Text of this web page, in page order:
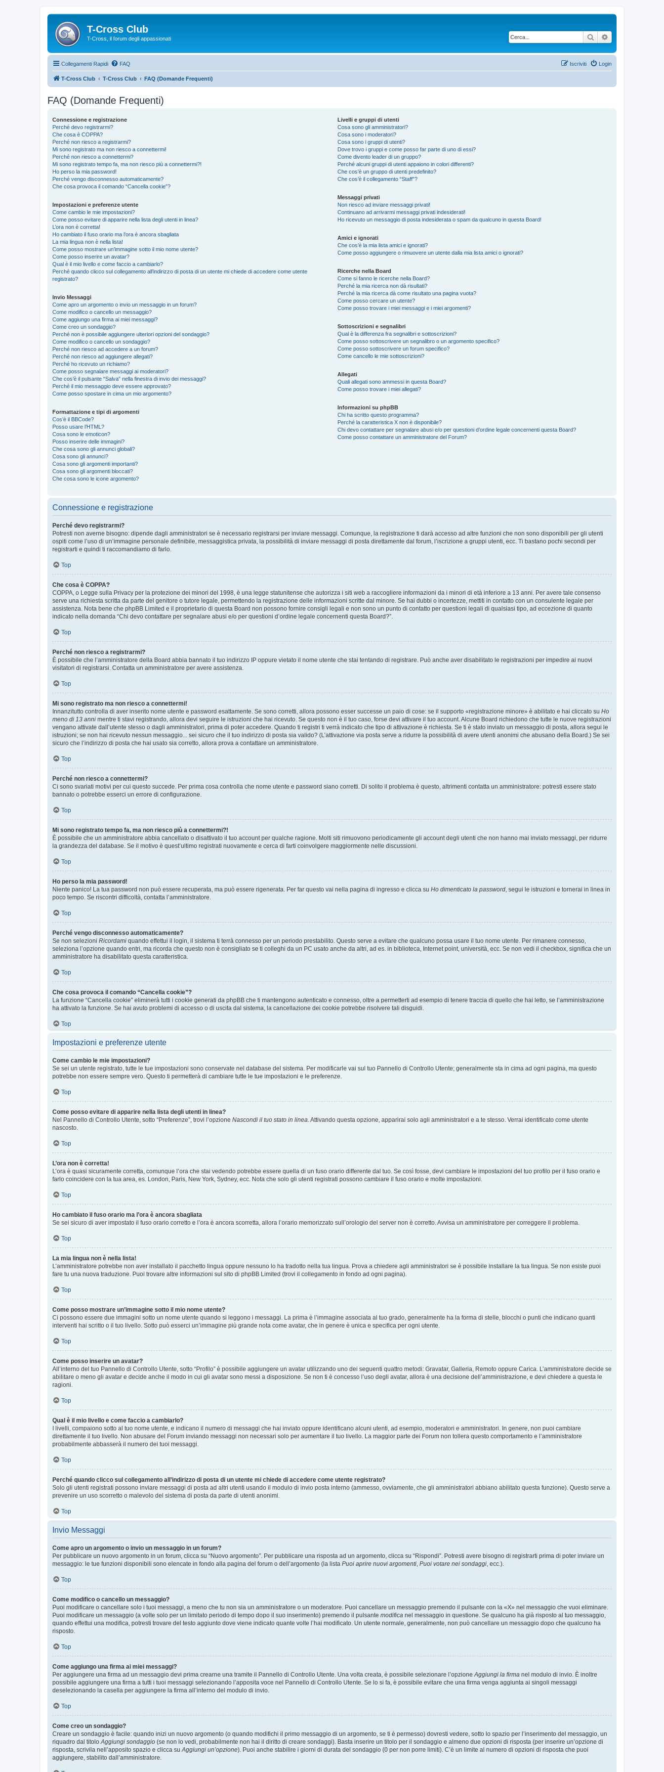
T-Cross Club
T-Cross, il forum degli appassionati Cerca
Collegamenti Rapidi FAQ Login
Iscriviti
T-Cross Club T-Cross Club FAQ (Domande Frequenti)
FAQ (Domande Frequenti)
Connessione e registrazione
Perché devo registrarmi?
Che cosa è COPPA?
Perché non riesco a registrarmi?
Mi sono registrato ma non riesco a connettermi!
Perché non riesco a connettermi?
Mi sono registrato tempo fa, ma non riesco più a connettermi?!
Ho perso la mia password!
Perché vengo disconnesso automaticamente?
Che cosa provoca il comando “Cancella cookie”?
Impostazioni e preferenze utente
Come cambio le mie impostazioni?
Come posso evitare di apparire nella lista degli utenti in linea?
L’ora non è corretta!
Ho cambiato il fuso orario ma l’ora è ancora sbagliata
La mia lingua non è nella lista!
Come posso mostrare un’immagine sotto il mio nome utente?
Come posso inserire un avatar?
Qual è il mio livello e come faccio a cambiarlo?
Perché quando clicco sul collegamento all’indirizzo di posta di un utente mi chiede di accedere come utente
registrato?
Invio Messaggi
Come apro un argomento o invio un messaggio in un forum?
Come modifico o cancello un messaggio?
Come aggiungo una firma ai miei messaggi?
Come creo un sondaggio?
Perché non è possibile aggiungere ulteriori opzioni del sondaggio?
Come modifico o cancello un sondaggio?
Perché non riesco ad accedere a un forum?
Perché non riesco ad aggiungere allegati?
Perché ho ricevuto un richiamo?
Come posso segnalare messaggi ai moderatori?
Che cos’è il pulsante “Salva” nella finestra di invio dei messaggi?
Perché il mio messaggio deve essere approvato?
Come posso spostare in cima un mio argomento?
Formattazione e tipi di argomenti
Cos’è il BBCode?
Posso usare l’HTML?
Cosa sono le emoticon?
Posso inserire delle immagini?
Che cosa sono gli annunci globali?
Cosa sono gli annunci?
Cosa sono gli argomenti importanti?
Cosa sono gli argomenti bloccati?
Che cosa sono le icone argomento?
Livelli e gruppi di utenti
Cosa sono gli amministratori?
Cosa sono i moderatori?
Cosa sono i gruppi di utenti?
Dove trovo i gruppi e come posso far parte di uno di essi?
Come divento leader di un gruppo?
Perché alcuni gruppi di utenti appaiono in colori differenti?
Che cos’è un gruppo di utenti predefinito?
Che cos’è il collegamento “Staff”?
Messaggi privati
Non riesco ad inviare messaggi privati!
Continuano ad arrivarmi messaggi privati indesiderati!
Ho ricevuto un messaggio di posta indesiderata o spam da qualcuno in questa Board!
Amici e ignorati
Che cos’è la mia lista amici e ignorati?
Come posso aggiungere o rimuovere un utente dalla mia lista amici o ignorati?
Ricerche nella Board
Come si fanno le ricerche nella Board?
Perché la mia ricerca non dà risultati?
Perché la mia ricerca dà come risultato una pagina vuota?
Come posso cercare un utente?
Come posso trovare i miei messaggi e i miei argomenti?
Sottoscrizioni e segnalibri
Qual è la differenza fra segnalibri e sottoscrizioni?
Come posso sottoscrivere un segnalibro o un argomento specifico?
Come posso sottoscrivere un forum specifico?
Come cancello le mie sottoscrizioni?
Allegati
Quali allegati sono ammessi in questa Board?
Come posso trovare i miei allegati?
Informazioni su phpBB
Chi ha scritto questo programma?
Perché la caratteristica X non è disponibile?
Chi devo contattare per segnalare abusi e/o per questioni d’ordine legale concernenti questa Board?
Come posso contattare un amministratore del Forum?
Connessione e registrazione
Perché devo registrarmi?
Potresti non averne bisogno: dipende dagli amministratori se è necessario registrarsi per inviare messaggi. Comunque, la registrazione ti darà accesso ad altre funzioni che non sono disponibili per gli utenti
ospiti come l’uso di un’immagine personale definibile, messaggistica privata, la possibilità di inviare messaggi di posta direttamente dal forum, l’iscrizione a gruppi utenti, ecc. Ti bastano pochi secondi per
registrarti e quindi ti raccomandiamo di farlo.
Top
Che cosa è COPPA?
COPPA, o Legge sulla Privacy per la protezione dei minori del 1998, è una legge statunitense che autorizza i siti web a raccogliere informazioni da i minori di età inferiore a 13 anni. Per avere tale consenso
serve una richiesta scritta da parte del genitore o tutore legale, permettendo la registrazione delle informazioni scritte dal minore. Se hai dubbi o incertezze, mettiti in contatto con un consulente legale per
assistenza. Nota bene che phpBB Limited e il proprietario di questa Board non possono fornire consigli legali e non sono un punto di contatto per questioni legali di qualsiasi tipo, ad eccezione di quanto
indicato nella domanda “Chi devo contattare per segnalare abusi e/o per questioni d’ordine legale concernenti questa Board?”.
Top
Perché non riesco a registrarmi?
È possibile che l’amministratore della Board abbia bannato il tuo indirizzo IP oppure vietato il nome utente che stai tentando di registrare. Può anche aver disabilitato le registrazioni per impedire ai nuovi
visitatori di registrarsi. Contatta un amministratore per avere assistenza.
Top
Mi sono registrato ma non riesco a connettermi!
Innanzitutto controlla di aver inserito nome utente e password esattamente. Se sono corretti, allora possono esser successe un paio di cose: se il supporto «registrazione minore» è abilitato e hai cliccato su Ho
meno di 13 anni mentre ti stavi registrando, allora devi seguire le istruzioni che hai ricevuto. Se questo non è il tuo caso, forse devi attivare il tuo account. Alcune Board richiedono che tutte le nuove registrazioni
vengano attivate dall’utente stesso o dagli amministratori, prima di poter accedere. Quando ti registri ti verrà indicato che tipo di attivazione è richiesta. Se ti è stato inviato un messaggio di posta, allora segui le
istruzioni; se non hai ricevuto nessun messaggio... sei sicuro che il tuo indirizzo di posta sia valido? (L’attivazione via posta serve a ridurre la possibilità di avere utenti anonimi che abusano della Board.) Se sei
sicuro che l’indirizzo di posta che hai usato sia corretto, allora prova a contattare un amministratore.
Top
Perché non riesco a connettermi?
Ci sono svariati motivi per cui questo succede. Per prima cosa controlla che nome utente e password siano corretti. Di solito il problema è questo, altrimenti contatta un amministratore: potresti essere stato
bannato o potrebbe esserci un errore di configurazione.
Top
Mi sono registrato tempo fa, ma non riesco più a connettermi?!
È possibile che un amministratore abbia cancellato o disattivato il tuo account per qualche ragione. Molti siti rimuovono periodicamente gli account degli utenti che non hanno mai inviato messaggi, per ridurre
la grandezza del database. Se il motivo è quest’ultimo registrati nuovamente e cerca di farti coinvolgere maggiormente nelle discussioni.
Top
Ho perso la mia password!
Niente panico! La tua password non può essere recuperata, ma può essere rigenerata. Per far questo vai nella pagina di ingresso e clicca su Ho dimenticato la password , segui le istruzioni e tornerai in linea in
poco tempo. Se riscontri difficoltà, contatta l’amministratore.
Top
Perché vengo disconnesso automaticamente?
Se non selezioni Ricordami quando effettui il login, il sistema ti terrà connesso per un periodo prestabilito. Questo serve a evitare che qualcuno possa usare il tuo nome utente. Per rimanere connesso,
seleziona l’opzione quando entri, ma ricorda che questo non è consigliato se ti colleghi da un PC usato anche da altri, ad es. in biblioteca, Internet point, università, ecc. Se non vedi il checkbox, significa che un
amministratore ha disabilitato questa caratteristica.
Top
Che cosa provoca il comando “Cancella cookie”?
La funzione “Cancella cookie” eliminerà tutti i cookie generati da phpBB che ti mantengono autenticato e connesso, oltre a permetterti ad esempio di tenere traccia di quello che hai letto, se l’amministrazione
ha attivato la funzione. Se hai avuto problemi di accesso o di uscita dal sistema, la cancellazione dei cookie potrebbe risolvere tali disguidi.
Top
Impostazioni e preferenze utente
Come cambio le mie impostazioni?
Se sei un utente registrato, tutte le tue impostazioni sono conservate nel database del sistema. Per modificarle vai sul tuo Pannello di Controllo Utente; generalmente sta in cima ad ogni pagina, ma questo
potrebbe non essere sempre vero. Questo ti permetterà di cambiare tutte le tue impostazioni e le preferenze.
Top
Come posso evitare di apparire nella lista degli utenti in linea?
Nel Pannello di Controllo Utente, sotto “Preferenze”, trovi l’opzione Nascondi il tuo stato in linea . Attivando questa opzione, apparirai solo agli amministratori e a te stesso. Verrai identificato come utente
nascosto.
Top
L’ora non è corretta!
L’ora è quasi sicuramente corretta, comunque l’ora che stai vedendo potrebbe essere quella di un fuso orario differente dal tuo. Se così fosse, devi cambiare le impostazioni del tuo profilo per il fuso orario e
farlo coincidere con la tua area, es. London, Paris, New York, Sydney, ecc. Nota che solo gli utenti registrati possono cambiare il fuso orario e molte impostazioni.
Top
Ho cambiato il fuso orario ma l’ora è ancora sbagliata
Se sei sicuro di aver impostato il fuso orario corretto e l’ora è ancora scorretta, allora l’orario memorizzato sull’orologio del server non è corretto. Avvisa un amministratore per correggere il problema.
Top
La mia lingua non è nella lista!
L’amministratore potrebbe non aver installato il pacchetto lingua oppure nessuno lo ha tradotto nella tua lingua. Prova a chiedere agli amministratori se è possibile installare la tua lingua. Se non esiste puoi
fare tu una nuova traduzione. Puoi trovare altre informazioni sul sito di phpBB Limited (trovi il collegamento in fondo ad ogni pagina).
Top
Come posso mostrare un’immagine sotto il mio nome utente?
Ci possono essere due immagini sotto un nome utente quando si leggono i messaggi. La prima è l’immagine associata al tuo grado, generalmente ha la forma di stelle, blocchi o punti che indicano quanti
interventi hai scritto o il tuo livello. Sotto può esserci un’immagine più grande nota come avatar, che in genere è unica e specifica per ogni utente.
Top
Come posso inserire un avatar?
All’interno del tuo Pannello di Controllo Utente, sotto “Profilo” è possibile aggiungere un avatar utilizzando uno dei seguenti quattro metodi: Gravatar, Galleria, Remoto oppure Carica. L’amministratore decide se
abilitare o meno gli avatar e decide anche il modo in cui gli avatar sono messi a disposizione. Se non ti è concesso l’uso degli avatar, allora è una decisione dell’amministrazione, e devi chiedere a questa le
ragioni.
Top
Qual è il mio livello e come faccio a cambiarlo?
I livelli, compaiono sotto al tuo nome utente, e indicano il numero di messaggi che hai inviato oppure identificano alcuni utenti, ad esempio, moderatori e amministratori. In genere, non puoi cambiare
direttamente il tuo livello. Non abusare del Forum inviando messaggi non necessari solo per aumentare il tuo livello. La maggior parte dei Forum non tollera questo comportamento e l’amministratore
probabilmente abbasserà il numero dei tuoi messaggi.
Top
Perché quando clicco sul collegamento all’indirizzo di posta di un utente mi chiede di accedere come utente registrato?
Solo gli utenti registrati possono inviare messaggi di posta ad altri utenti usando il modulo di invio posta interno (ammesso, ovviamente, che gli amministratori abbiano abilitato questa funzione). Questo serve a
prevenire un uso scorretto o malevolo del sistema di posta da parte di utenti anonimi.
Top
Invio Messaggi
Come apro un argomento o invio un messaggio in un forum?
Per pubblicare un nuovo argomento in un forum, clicca su “Nuovo argomento”. Per pubblicare una risposta ad un argomento, clicca su “Rispondi”. Potresti avere bisogno di registrarti prima di poter inviare un
messaggio: le tue funzioni disponibili sono elencate in fondo alla pagina del forum o dell’argomento (la lista Puoi aprire nuovi argomenti Puoi votare nei sondaggi , ecc.).
Top
Come modifico o cancello un messaggio?
Puoi modificare o cancellare solo i tuoi messaggi, a meno che tu non sia un amministratore o un moderatore. Puoi cancellare un messaggio premendo il pulsante con la «X» nel messaggio che vuoi eliminare.
Puoi modificare un messaggio (a volte solo per un limitato periodo di tempo dopo il suo inserimento) premendo il pulsante modifica nel messaggio in questione. Se qualcuno ha già risposto al tuo messaggio,
quando effettui una modifica, potresti trovare del testo aggiunto dove viene indicato quante volte l’hai modificato. Un utente normale, generalmente, non può cancellare un messaggio dopo che qualcuno ha
risposto.
Top
Come aggiungo una firma ai miei messaggi?
Per aggiungere una firma ad un messaggio devi prima crearne una tramite il Pannello di Controllo Utente. Una volta creata, è possibile selezionare l’opzione Aggiungi la firma nel modulo di invio. È inoltre
possibile aggiungere una firma a tutti i tuoi messaggi selezionando l’apposita voce nel Pannello di Controllo Utente. Se lo si fa, è possibile evitare che una firma venga aggiunta ai singoli messaggi
deselezionando la casella per aggiungere la firma all’interno del modulo di invio.
Top
Come creo un sondaggio?
Creare un sondaggio è facile: quando inizi un nuovo argomento (o quando modifichi il primo messaggio di un argomento, se ti è permesso) dovresti vedere, sotto lo spazio per l’inserimento del messaggio, un
riquadro dal titolo Aggiungi sondaggio (se non lo vedi, probabilmente non hai il diritto di creare sondaggi). Basta inserire un titolo per il sondaggio e almeno due opzioni di risposta (per inserire un’opzione di
risposta, scrivila nell’apposito spazio e clicca su Aggiungi un’opzione). Puoi anche stabilire i giorni di durata del sondaggio (0 per non porre limiti). C’è un limite al numero di opzioni di risposta che puoi
aggiungere, stabilito dall’amministratore.